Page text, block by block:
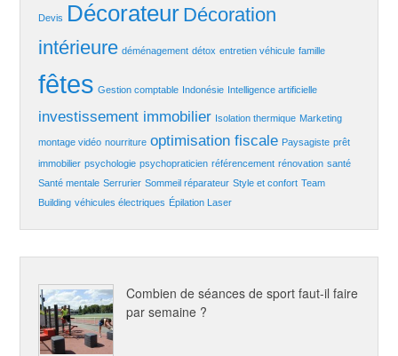
Devis Décorateur Décoration
intérieure déménagement détox entretien véhicule famille
fêtes Gestion comptable Indonésie Intelligence artificielle
investissement immobilier Isolation thermique Marketing
montage vidéo nourriture optimisation fiscale Paysagiste prêt
immobilier psychologie psychopraticien référencement rénovation santé
Santé mentale Serrurier Sommeil réparateur Style et confort Team
Building véhicules électriques Épilation Laser
Combien de séances de sport faut-il faire
par semaine ?